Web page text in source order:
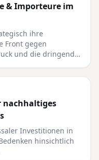
& Importeure im
ihre
Front gegen
und die dringend…
nachhaltiges
Investitionen in
hinsichtlich